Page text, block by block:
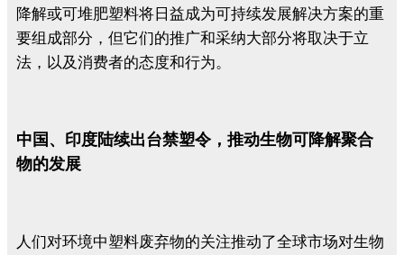
降解或可堆肥塑料将日益成为可持续发展解决方案的重
要组成部分，但它们的推广和采纳大部分将取决于立
法，以及消费者的态度和行为。
中国、印度陆续出台禁塑令，推动生物可降解聚合
物的发展
人们对环境中塑料废弃物的关注推动了全球市场对生物